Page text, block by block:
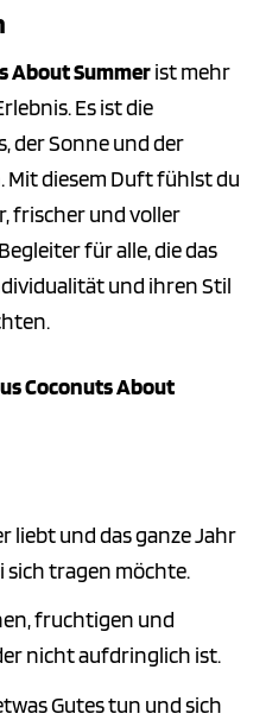
About Summerist mehr
Es ist die
der Sonne und der
diesem Duft fühlst du
frischer und voller
für alle, die das
und ihren Stil
Coconuts About
liebt und das ganze Jahr
sich tragen möchte.
fruchtigen und
nicht aufdringlich ist.
Gutes tun und sich